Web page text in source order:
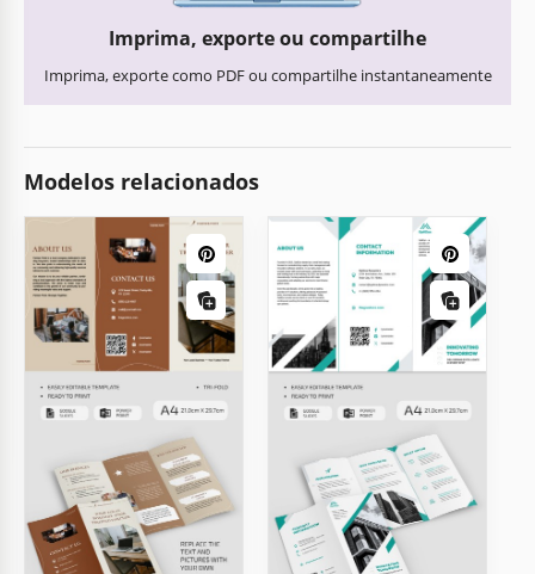
Imprima, exporte ou compartilhe
Imprima, exporte como PDF ou compartilhe instantaneamente
Modelos relacionados